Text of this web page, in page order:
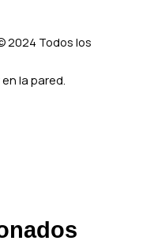
2024 Todos los
la pared.